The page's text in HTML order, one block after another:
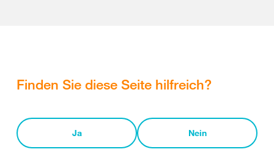
Finden Sie diese Seite hilfreich?
Ja Nein